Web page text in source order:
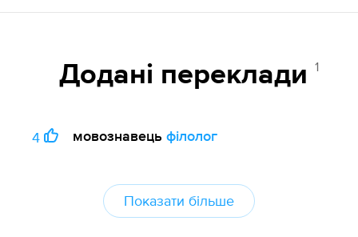
Додані переклади 1
4 мовознавець філолог
Показати більше